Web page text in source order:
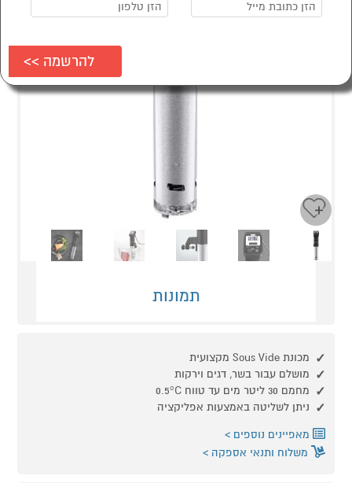
תמונות
מכונת Sous Vide מקצועית
מושלם עבור בשר, דגים וירקות
מחמם 30 ליטר מים עד טווח 0.5°C
ניתן לשליטה באמצעות אפליקציה
מאפיינים נוספים
משלוח ותנאי אספקה